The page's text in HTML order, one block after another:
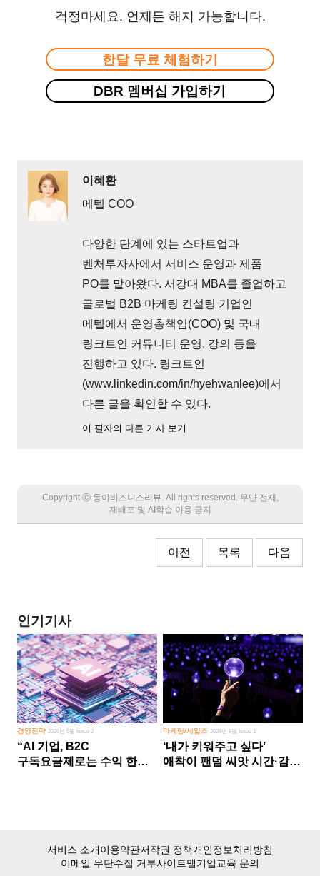
걱정마세요. 언제든 해지 가능합니다.
한달 무료 체험하기
DBR 멤버십 가입하기
이혜환
메텔 COO
다양한 단계에 있는 스타트업과
벤처투자사에서 서비스 운영과 제품
PO를 맡아왔다. 서강대 MBA를 졸업하고
글로벌 B2B 마케팅 컨설팅 기업인
메텔에서 운영총책임(COO) 및 국내
링크트인 커뮤니티 운영, 강의 등을
진행하고 있다. 링크트인
(www.linkedin.com/in/hyehwanlee)에서
다른 글을 확인할 수 있다.
이 필자의 다른 기사 보기
Copyright Ⓒ 동아비즈니스리뷰. All rights reserved. 무단 전재,
재배포 및 AI학습 이용 금지
이전 목록 다음
인기기사
경영전략 2026년 5월 Issue 2
“AI 기업, B2C
구독요금제로는 수익 한계
마케팅/세일즈 2026년 8월 Issue 1
‘내가 키워주고 싶다’
애착이 팬덤 씨앗 시간·감정
서비스 소개이용약관저작권 정책개인정보처리방침
이메일 무단수집 거부사이트맵기업교육 문의